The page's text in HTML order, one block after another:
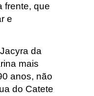
frente, que
e
da
mais
anos, não
do Catete